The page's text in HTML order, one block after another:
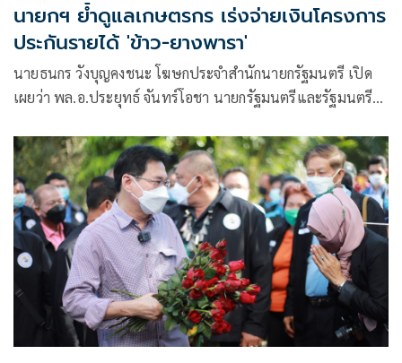
นายกฯ ย้ำดูแลเกษตรกร เร่งจ่ายเงินโครงการ
ประกันรายได้ 'ข้าว-ยางพารา'
นายธนกร วังบุญคงชนะ โฆษกประจำสำนักนายกรัฐมนตรี เปิด
เผยว่า พล.อ.ประยุทธ์ จันทร์โอชา นายกรัฐมนตรีและรัฐมนตรี
ทุกข์ของพี่น้องเกษตรกร